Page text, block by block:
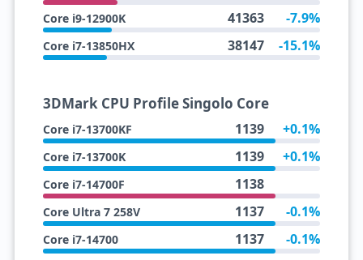
Core i9-12900K 41363 -7.9%
Core i7-13850HX 38147 -15.1%
3DMark CPU Profile Singolo Core
Core i7-13700KF 1139 +0.1%
Core i7-13700K 1139 +0.1%
Core i7-14700F 1138
Core Ultra 7 258V 1137 -0.1%
Core i7-14700 1137 -0.1%